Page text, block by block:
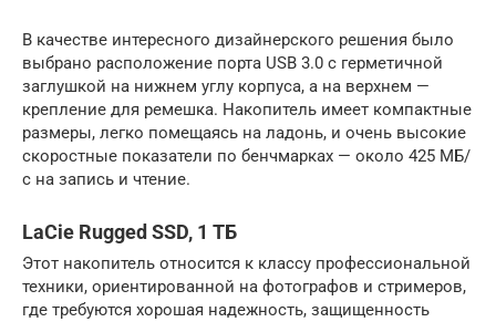
В качестве интересного дизайнерского решения было
выбрано расположение порта USB 3.0 с герметичной
заглушкой на нижнем углу корпуса, а на верхнем —
крепление для ремешка. Накопитель имеет компактные
размеры, легко помещаясь на ладонь, и очень высокие
скоростные показатели по бенчмарках — около 425 МБ/
с на запись и чтение.
LaCie Rugged SSD, 1 ТБ
Этот накопитель относится к классу профессиональной
техники, ориентированной на фотографов и стримеров,
где требуются хорошая надежность, защищенность